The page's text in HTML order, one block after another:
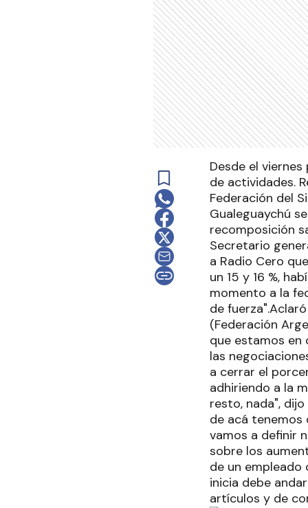
Desde el
de actividades.
Federación del
Gualeguaychú
recomposición
Secretario
a Radio Cero
un 15 y 16 %,
momento a la
de
(Federación
que estamos en
las
a cerrar el
adhiriendo a la
resto, nada",
de acá tenemos
vamos a definir
sobre los
de un empleado
inicia debe
artículos y de